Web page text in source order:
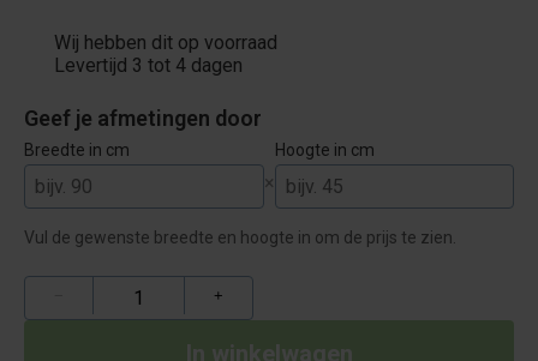
Wij hebben dit op voorraad
Levertijd 3 tot 4 dagen
Geef je afmetingen door
Breedte in cm
×
Hoogte in cm
Vul de gewenste breedte en hoogte in om de prijs te zien.
+